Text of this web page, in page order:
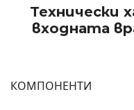
Технически
входната
КОМПОНЕНТИ